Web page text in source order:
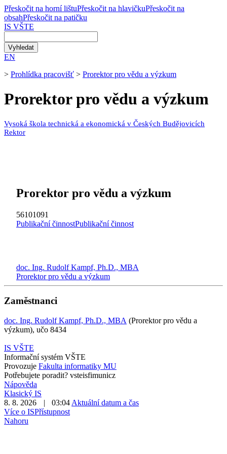
Přeskočit na horní lištuPřeskočit na hlavičkuPřeskočit na
obsahPřeskočit na patičku
IS VŠTE
EN
> Prohlídka pracovišť > Prorektor pro vědu a výzkum
Prorektor pro vědu a výzkum
Vysoká škola technická a ekonomická v Českých Budějovicích
Rektor
Prorektor pro vědu a výzkum
56101091
Publikační činnostPublikační činnost
doc. Ing. Rudolf Kampf, Ph.D., MBA
Prorektor pro vědu a výzkum
Zaměstnanci
doc. Ing. Rudolf Kampf, Ph.D., MBA (Prorektor pro vědu a
výzkum), učo 8434
IS VŠTE
Informační systém VŠTE
Provozuje Fakulta informatiky MU
Potřebujete poradit? vsteisfimunicz
Nápověda
Klasický IS
8. 8. 2026
| 03:04 Aktuální datum a čas
Více o ISPřístupnost
Nahoru